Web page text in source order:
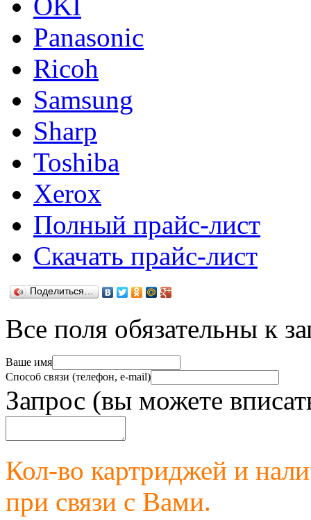
Panasonic
Ricoh
Samsung
Sharp
Toshiba
Xerox
Полный прайс-лист
Скачать прайс-лист
Поделиться…
Все поля обязательны к
Ваше имя
Способ связи (телефон, e-mail)
Запрос (вы можете
Кол-во картриджей и
при связи с Вами.